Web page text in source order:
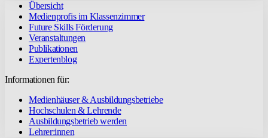
Übersicht
Medienprofis im Klassenzimmer
Future Skills Förderung
Veranstaltungen
Publikationen
Expertenblog
Informationen für:
Medienhäuser & Ausbildungsbetriebe
Hochschulen & Lehrende
Ausbildungsbetrieb werden
Lehrer:innen